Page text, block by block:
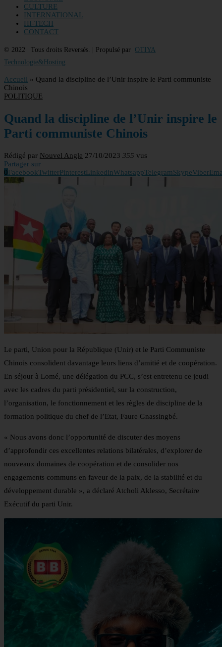
CULTURE
INTERNATIONAL
HI-TECH
CONTACT
© 2022 | Tous droits Reversés. | Propulsé par OTIYA
Technologie&Hosting
Accueil » Quand la discipline de l’Unir inspire le Parti communiste
Chinois
POLITIQUE
Quand la discipline de l’Unir inspire le
Parti communiste Chinois
Rédigé par Nouvel Angle 27/10/2023 355 vus
Partager sur
0FacebookTwitterPinterestLinkedinWhatsappTelegramSkypeViber
Le parti, Union pour la République (Unir) et le Parti Communiste
Chinois consolident davantage leurs liens d’amitié et de coopération.
En séjour à Lomé, une délégation du PCC, s’est entretenu ce jeudi
avec les cadres du parti présidentiel, sur la construction,
l’organisation, le fonctionnement et les règles de discipline de la
formation politique du chef de l’Etat, Faure Gnassingbé.
« Nous avons donc l’opportunité de discuter des moyens
d’approfondir ces excellentes relations bilatérales, d’explorer de
nouveaux domaines de coopération et de consolider nos
engagements communs en faveur de la paix, de la stabilité et du
développement durable », a déclaré Atcholi Aklesso, Secrétaire
Exécutif du parti Unir.